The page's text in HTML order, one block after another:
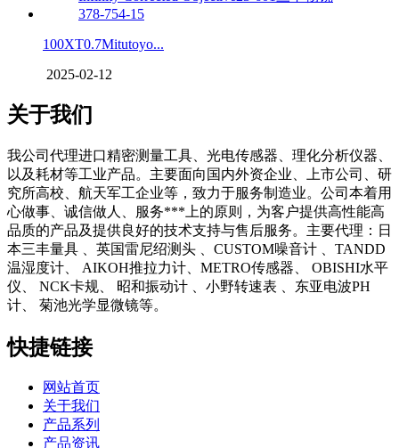
100XT0.7Mitutoyo...
2025-02-12
关于我们
我公司代理进口精密测量工具、光电传感器、理化分析仪器、
以及耗材等工业产品。主要面向国内外资企业、上市公司、研
究所高校、航天军工企业等，致力于服务制造业。公司本着用
心做事、诚信做人、服务***上的原则，为客户提供高性能高
品质的产品及提供良好的技术支持与售后服务。主要代理：日
本三丰量具 、英国雷尼绍测头 、CUSTOM噪音计 、TANDD
温湿度计、 AIKOH推拉力计、METRO传感器、 OBISHI水平
仪、 NCK卡规、 昭和振动计 、小野转速表 、东亚电波PH
计、 菊池光学显微镜等。
快捷链接
网站首页
关于我们
产品系列
产品资讯